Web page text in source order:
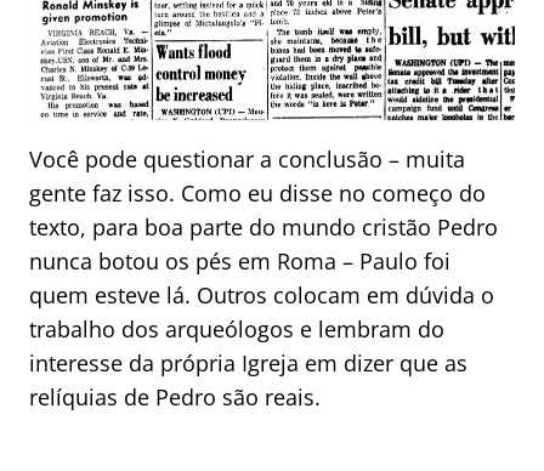
Você pode questionar a conclusão – muita
gente faz isso. Como eu disse no começo do
texto, para boa parte do mundo cristão Pedro
nunca botou os pés em Roma – Paulo foi
quem esteve lá. Outros colocam em dúvida o
trabalho dos arqueólogos e lembram do
interesse da própria Igreja em dizer que as
relíquias de Pedro são reais.